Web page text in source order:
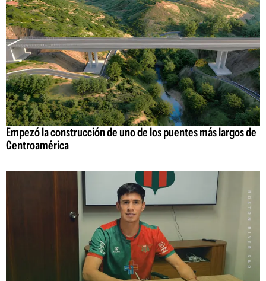
Empezó la construcción de uno de los puentes más largos de
Centroamérica